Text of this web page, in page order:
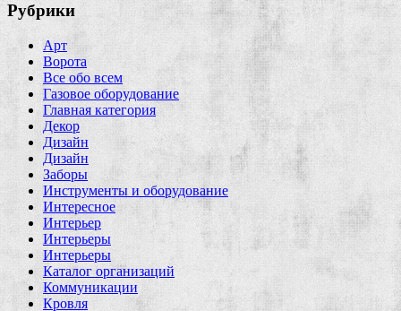
Рубрики
Арт
Ворота
Все обо всем
Газовое оборудование
Главная категория
Декор
Дизайн
Дизайн
Заборы
Инструменты и оборудование
Интересное
Интерьер
Интерьеры
Интерьеры
Каталог организаций
Коммуникации
Кровля